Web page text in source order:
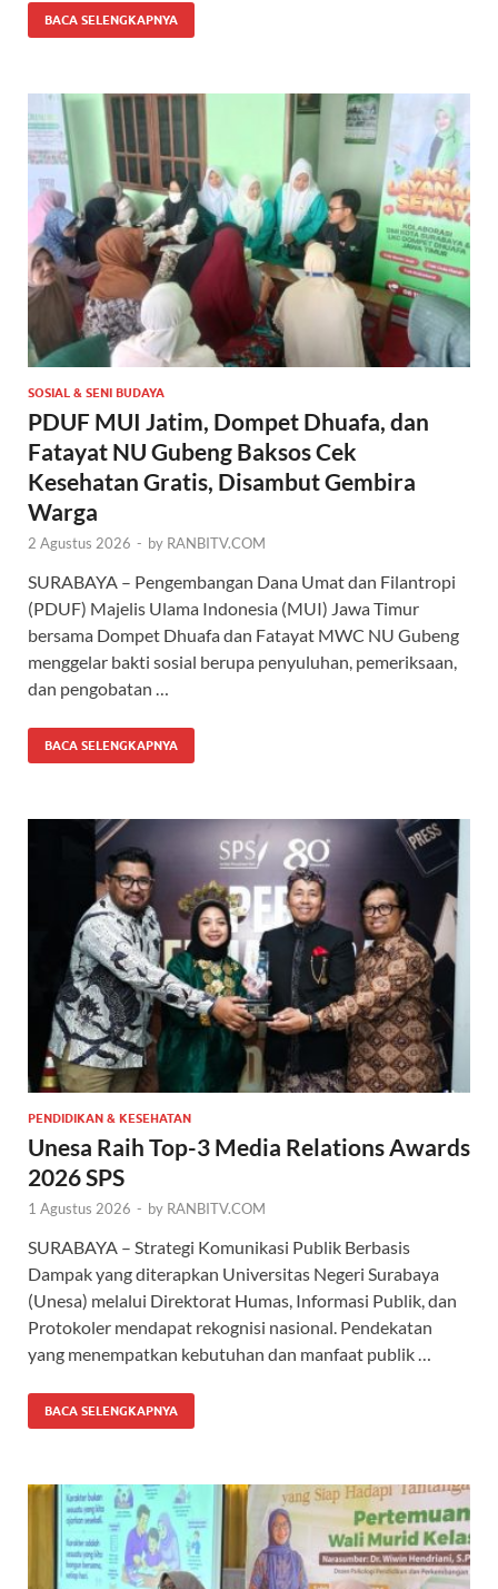
BACA SELENGKAPNYA
SOSIAL & SENI BUDAYA
PDUF MUI Jatim, Dompet Dhuafa, dan
Fatayat NU Gubeng Baksos Cek
Kesehatan Gratis, Disambut Gembira
Warga
2 Agustus 2026 - by RANBITV.COM
SURABAYA – Pengembangan Dana Umat dan Filantropi
(PDUF) Majelis Ulama Indonesia (MUI) Jawa Timur
bersama Dompet Dhuafa dan Fatayat MWC NU Gubeng
menggelar bakti sosial berupa penyuluhan, pemeriksaan,
dan pengobatan …
BACA SELENGKAPNYA
PENDIDIKAN & KESEHATAN
Unesa Raih Top-3 Media Relations Awards
2026 SPS
1 Agustus 2026 - by RANBITV.COM
SURABAYA – Strategi Komunikasi Publik Berbasis
Dampak yang diterapkan Universitas Negeri Surabaya
(Unesa) melalui Direktorat Humas, Informasi Publik, dan
Protokoler mendapat rekognisi nasional. Pendekatan
yang menempatkan kebutuhan dan manfaat publik …
BACA SELENGKAPNYA